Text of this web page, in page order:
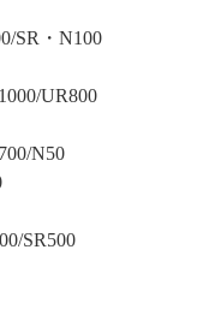
SR・N100
UR800
N50
SR500